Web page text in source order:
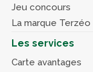
Jeu concours
La marque Terzéo
Les services
Carte avantages